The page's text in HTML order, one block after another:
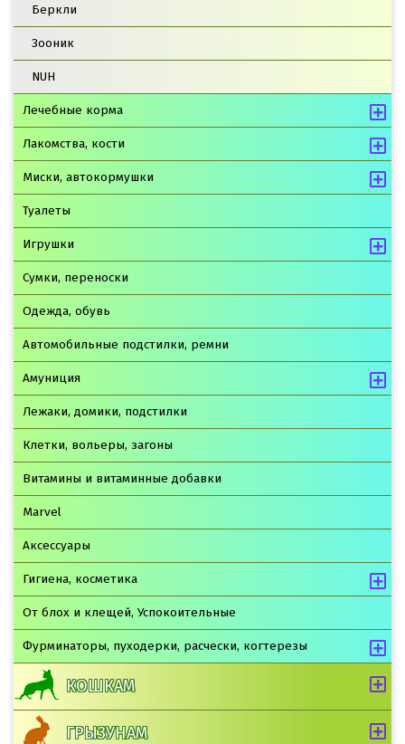
Беркли
Зооник
NUH
Лечебные корма
Лакомства, кости
Миски, автокормушки
Туалеты
Игрушки
Сумки, переноски
Одежда, обувь
Автомобильные подстилки, ремни
Амуниция
Лежаки, домики, подстилки
Клетки, вольеры, загоны
Витамины и витаминные добавки
Marvel
Аксессуары
Гигиена, косметика
От блох и клещей, Успокоительные
Фурминаторы, пуходерки, расчески, когтерезы
КОШКАМ
ГРЫЗУНАМ